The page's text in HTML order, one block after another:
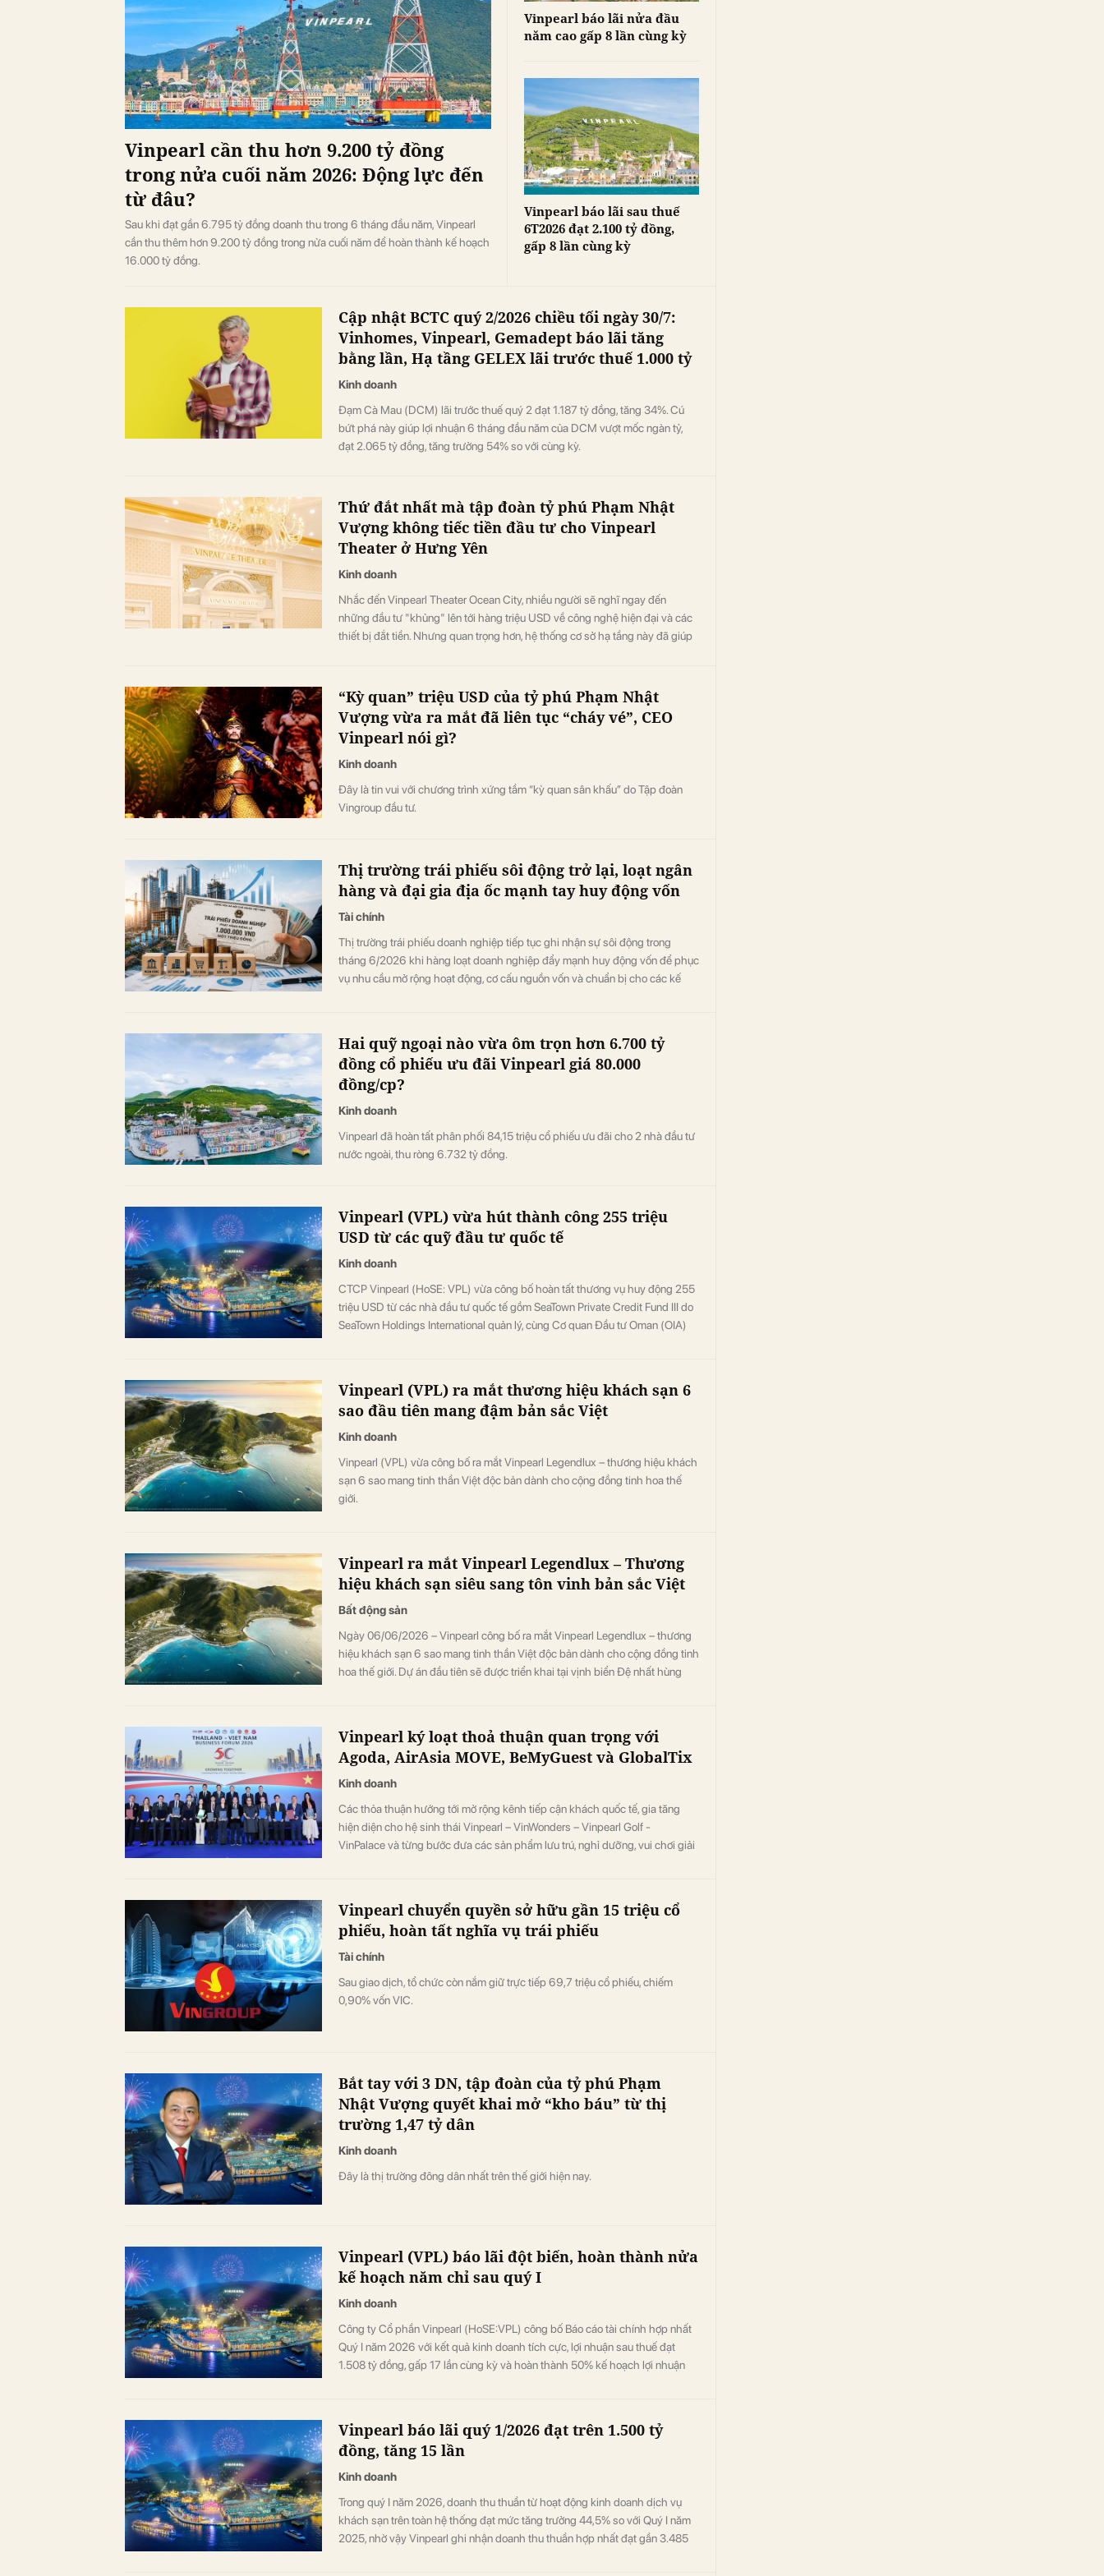
Vinpearl cần thu hơn 9.200 tỷ đồng
trong nửa cuối năm 2026: Động lực đến
từ đâu?
Sau khi đạt gần 6.795 tỷ đồng doanh thu trong 6 tháng đầu năm, Vinpearl
cần thu thêm hơn 9.200 tỷ đồng trong nửa cuối năm để hoàn thành kế hoạch
16.000 tỷ đồng.
Vinpearl báo lãi nửa đầu
năm cao gấp 8 lần cùng kỳ
Vinpearl báo lãi sau thuế
6T2026 đạt 2.100 tỷ đồng,
gấp 8 lần cùng kỳ
Cập nhật BCTC quý 2/2026 chiều tối ngày 30/7:
Vinhomes, Vinpearl, Gemadept báo lãi tăng
bằng lần, Hạ tầng GELEX lãi trước thuế 1.000 tỷ
Kinh doanh
Đạm Cà Mau (DCM) lãi trước thuế quý 2 đạt 1.187 tỷ đồng, tăng 34%. Cú
bứt phá này giúp lợi nhuận 6 tháng đầu năm của DCM vượt mốc ngàn tỷ,
đạt 2.065 tỷ đồng, tăng trưởng 54% so với cùng kỳ.
Thứ đắt nhất mà tập đoàn tỷ phú Phạm Nhật
Vượng không tiếc tiền đầu tư cho Vinpearl
Theater ở Hưng Yên
Kinh doanh
Nhắc đến Vinpearl Theater Ocean City, nhiều người sẽ nghĩ ngay đến
những đầu tư "khủng" lên tới hàng triệu USD về công nghệ hiện đại và các
thiết bị đắt tiền. Nhưng quan trọng hơn, hệ thống cơ sở hạ tầng này đã giúp
“Kỳ quan” triệu USD của tỷ phú Phạm Nhật
Vượng vừa ra mắt đã liên tục “cháy vé”, CEO
Vinpearl nói gì?
Kinh doanh
Đây là tin vui với chương trình xứng tầm “kỳ quan sân khấu” do Tập đoàn
Vingroup đầu tư.
Thị trường trái phiếu sôi động trở lại, loạt ngân
hàng và đại gia địa ốc mạnh tay huy động vốn
Tài chính
Thị trường trái phiếu doanh nghiệp tiếp tục ghi nhận sự sôi động trong
tháng 6/2026 khi hàng loạt doanh nghiệp đẩy mạnh huy động vốn để phục
vụ nhu cầu mở rộng hoạt động, cơ cấu nguồn vốn và chuẩn bị cho các kế
Hai quỹ ngoại nào vừa ôm trọn hơn 6.700 tỷ
đồng cổ phiếu ưu đãi Vinpearl giá 80.000
đồng/cp?
Kinh doanh
Vinpearl đã hoàn tất phân phối 84,15 triệu cổ phiếu ưu đãi cho 2 nhà đầu tư
nước ngoài, thu ròng 6.732 tỷ đồng.
Vinpearl (VPL) vừa hút thành công 255 triệu
USD từ các quỹ đầu tư quốc tế
Kinh doanh
CTCP Vinpearl (HoSE: VPL) vừa công bố hoàn tất thương vụ huy động 255
triệu USD từ các nhà đầu tư quốc tế gồm SeaTown Private Credit Fund III do
SeaTown Holdings International quản lý, cùng Cơ quan Đầu tư Oman (OIA)
Vinpearl (VPL) ra mắt thương hiệu khách sạn 6
sao đầu tiên mang đậm bản sắc Việt
Kinh doanh
Vinpearl (VPL) vừa công bố ra mắt Vinpearl Legendlux – thương hiệu khách
sạn 6 sao mang tinh thần Việt độc bản dành cho cộng đồng tinh hoa thế
giới.
Vinpearl ra mắt Vinpearl Legendlux – Thương
hiệu khách sạn siêu sang tôn vinh bản sắc Việt
Bất động sản
Ngày 06/06/2026 – Vinpearl công bố ra mắt Vinpearl Legendlux – thương
hiệu khách sạn 6 sao mang tinh thần Việt độc bản dành cho cộng đồng tinh
hoa thế giới. Dự án đầu tiên sẽ được triển khai tại vịnh biển Đệ nhất hùng
Vinpearl ký loạt thoả thuận quan trọng với
Agoda, AirAsia MOVE, BeMyGuest và GlobalTix
Kinh doanh
Các thỏa thuận hướng tới mở rộng kênh tiếp cận khách quốc tế, gia tăng
hiện diện cho hệ sinh thái Vinpearl – VinWonders – Vinpearl Golf -
VinPalace và từng bước đưa các sản phẩm lưu trú, nghỉ dưỡng, vui chơi giải
Vinpearl chuyển quyền sở hữu gần 15 triệu cổ
phiếu, hoàn tất nghĩa vụ trái phiếu
Tài chính
Sau giao dịch, tổ chức còn nắm giữ trực tiếp 69,7 triệu cổ phiếu, chiếm
0,90% vốn VIC.
Bắt tay với 3 DN, tập đoàn của tỷ phú Phạm
Nhật Vượng quyết khai mở “kho báu” từ thị
trường 1,47 tỷ dân
Kinh doanh
Đây là thị trường đông dân nhất trên thế giới hiện nay.
Vinpearl (VPL) báo lãi đột biến, hoàn thành nửa
kế hoạch năm chỉ sau quý I
Kinh doanh
Công ty Cổ phần Vinpearl (HoSE:VPL) công bố Báo cáo tài chính hợp nhất
Quý I năm 2026 với kết quả kinh doanh tích cực, lợi nhuận sau thuế đạt
1.508 tỷ đồng, gấp 17 lần cùng kỳ và hoàn thành 50% kế hoạch lợi nhuận
Vinpearl báo lãi quý 1/2026 đạt trên 1.500 tỷ
đồng, tăng 15 lần
Kinh doanh
Trong quý I năm 2026, doanh thu thuần từ hoạt động kinh doanh dịch vụ
khách sạn trên toàn hệ thống đạt mức tăng trưởng 44,5% so với Quý I năm
2025, nhờ vậy Vinpearl ghi nhận doanh thu thuần hợp nhất đạt gần 3.485